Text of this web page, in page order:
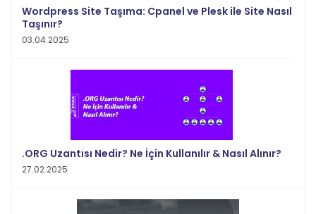
Wordpress Site Taşıma: Cpanel ve Plesk ile Site Nasıl
Taşınır?
03.04.2025
.ORG Uzantısı Nedir? Ne İçin Kullanılır & Nasıl Alınır?
27.02.2025